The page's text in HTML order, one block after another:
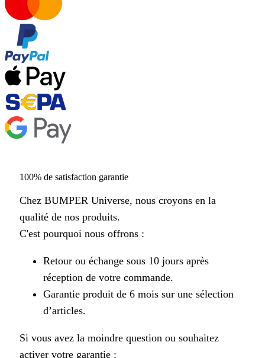
100% de satisfaction garantie
Chez BUMPER Universe, nous croyons en la
qualité de nos produits.
C'est pourquoi nous offrons :
Retour ou échange sous 10 jours après
réception de votre commande.
Garantie produit de 6 mois sur une sélection
d’articles.
Si vous avez la moindre question ou souhaitez
activer votre garantie :